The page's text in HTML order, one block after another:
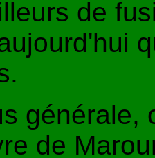
de
générale,
de